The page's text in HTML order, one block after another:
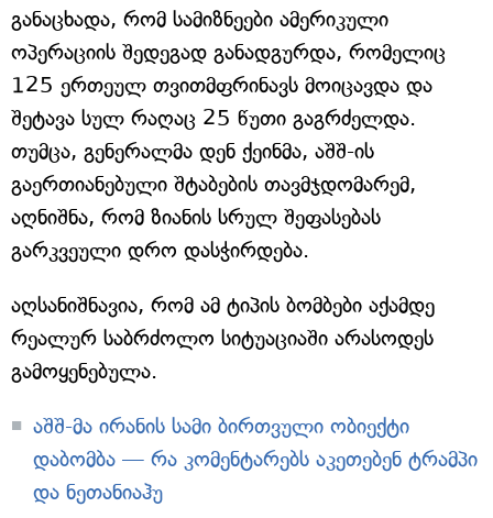
განაცხადა, რომ სამიზნეები ამერიკული
ოპერაციის შედეგად განადგურდა, რომელიც
125 ერთეულ თვითმფრინავს მოიცავდა და
შეტავა სულ რაღაც 25 წუთი გაგრძელდა.
თუმცა, გენერალმა დენ ქეინმა, აშშ-ის
გაერთიანებული შტაბების თავმჯდომარემ,
აღნიშნა, რომ ზიანის სრულ შეფასებას
გარკვეული დრო დასჭირდება.
აღსანიშნავია, რომ ამ ტიპის ბომბები აქამდე
რეალურ საბრძოლო სიტუაციაში არასოდეს
გამოყენებულა.
აშშ-მა ირანის სამი ბირთვული ობიექტი
დაბომბა — რა კომენტარებს აკეთებენ ტრამპი
და ნეთანიაჰუ